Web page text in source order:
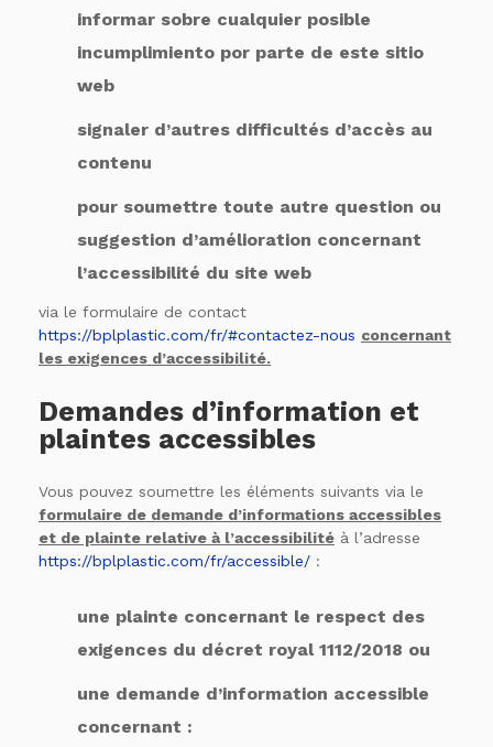
informar sobre cualquier posible
incumplimiento por parte de este sitio
web
signaler d’autres difficultés d’accès au
contenu
pour soumettre toute autre question ou
suggestion d’amélioration concernant
l’accessibilité du site web
via le formulaire de contact
https://bplplastic.com/fr/#contactez-nous concernant
les exigences d’accessibilité.
Demandes d’information et
plaintes accessibles
Vous pouvez soumettre les éléments suivants via le
formulaire de demande d’informations accessibles
et de plainte relative à l’accessibilité à l’adresse
https://bplplastic.com/fr/accessible/ :
une plainte concernant le respect des
exigences du décret royal 1112/2018 ou
une demande d’information accessible
concernant :